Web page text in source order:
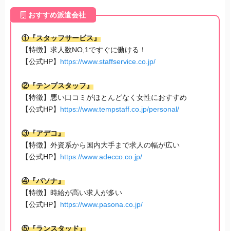
おすすめ派遣会社
①『スタッフサービス』
【特徴】求人数NO,1ですぐに働ける！
【公式HP】 https://www.staffservice.co.jp/
②『テンプスタッフ』
【特徴】悪い口コミがほとんどなく女性におすすめ
【公式HP】 https://www.tempstaff.co.jp/personal/
③『アデコ』
【特徴】外資系から国内大手まで求人の幅が広い
【公式HP】 https://www.adecco.co.jp/
④『パソナ』
【特徴】時給が高い求人が多い
【公式HP】 https://www.pasona.co.jp/
⑤『ランスタッド』